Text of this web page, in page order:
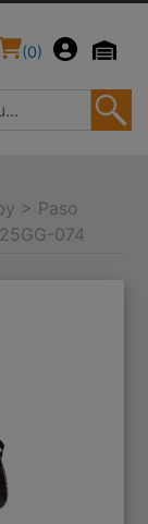
(0)
> Paso
074